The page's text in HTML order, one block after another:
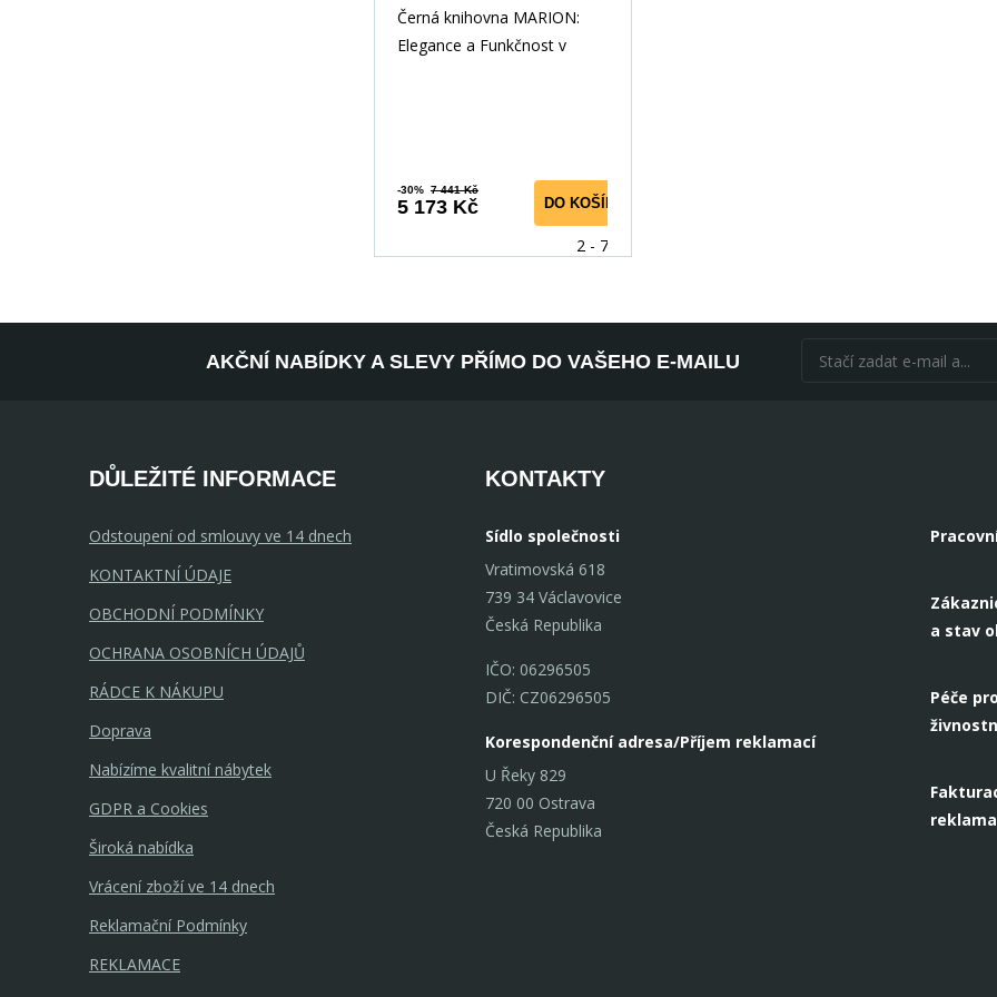
x 1800 x 350 mm
Černá knihovna MARION:
Elegance a Funkčnost v
-30% 7 441 Kč
5 173 Kč DO KOŠÍKU
2 - 7 dní
AKČNÍ NABÍDKY A SLEVY PŘÍMO DO VAŠEHO E-MAILU
DŮLEŽITÉ INFORMACE
Odstoupení od smlouvy ve 14 dnech
KONTAKTNÍ ÚDAJE
OBCHODNÍ PODMÍNKY
OCHRANA OSOBNÍCH ÚDAJŮ
RÁDCE K NÁKUPU
Doprava
Nabízíme kvalitní nábytek
GDPR a Cookies
Široká nabídka
Vrácení zboží ve 14 dnech
Reklamační Podmínky
REKLAMACE
KONTAKTY
Sídlo společnosti
Vratimovská 618
739 34 Václavovice
Česká Republika
IČO: 06296505
DIČ: CZ06296505
Korespondenční adresa/Příjem reklamací
U Řeky 829
720 00 Ostrava
Česká Republika
a stav
Péče